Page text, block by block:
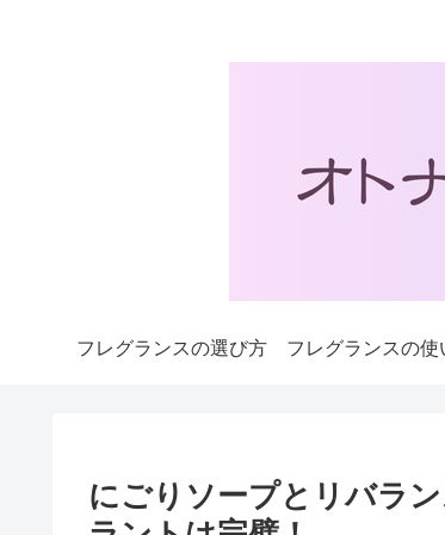
フレグランスの選び方 フレグランスの使
にごりソープとリバラ